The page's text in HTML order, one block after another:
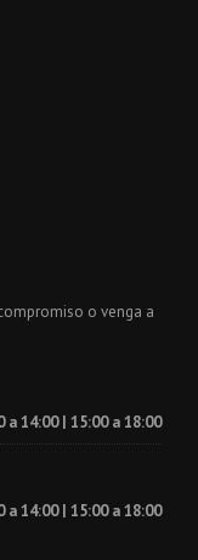
o venga a
a 14:00 | 15:00 a 18:00
a 14:00 | 15:00 a 18:00